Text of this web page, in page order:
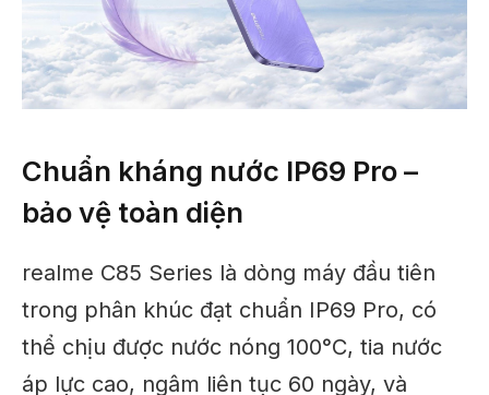
Chuẩn kháng nước IP69 Pro –
bảo vệ toàn diện
realme C85 Series là dòng máy đầu tiên
trong phân khúc đạt chuẩn IP69 Pro, có
thể chịu được nước nóng 100°C, tia nước
áp lực cao, ngâm liên tục 60 ngày, và